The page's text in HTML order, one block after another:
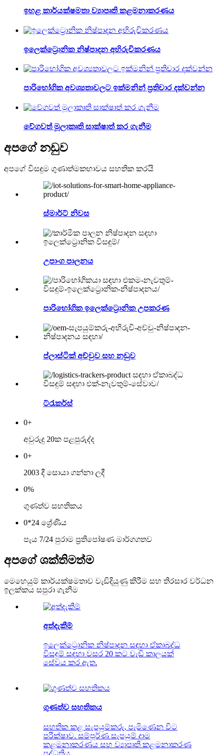
ඉහළ කාර්යක්ෂමතා ව්‍යාපෘති කළමනාකරණය
ඉලෙක්ට්‍රොනික නිෂ්පාදන අභිරුචිකරණය
පාරිභෝගික අවශ්‍යතාවලට ඉක්මනින් ප්‍රතිචාර දක්වන්න
වේගවත් මූලාකෘති සාක්ෂාත් කර ගැනීම
අපගේ නඩුව
අපගේ විසඳුම ගුණාත්මකභාවය සහතික කරයි
ස්මාර්ට් නිවස
උපාංග පාලනය
පාරිභෝගික ඉලෙක්ට්‍රොනික උපකරණ
ප්ලාස්ටික් අච්චුව සහ නඩුව
ට්රැකර්ස්
0+
අවුරුදු 20ක පළපුරුද්ද
0+
2003 දී සොයා ගන්නා ලදී
0%
ගුණත්ව සහතිකය
0*24 ශ්‍රේණිය
පැය 7/24 පුරාම ප්‍රතිපෝෂණ මාර්ගගතව
අපගේ ශක්තිමත්ම
මෙහෙයුම් කාර්යක්ෂමතාව වැඩිදියුණු කිරීම සහ තිරසාර වර්ධන
ඉලක්කය සපුරා ගැනීම
අත්දැකීම්
ඉලෙක්ට්‍රොනික නිෂ්පාදන සඳහා ඒකාබද්ධ
විසඳුම් සඳහා වසර 20 කට වැඩි කාලයක්
සේවය කර ඇත.
ගුණත්ව සහතිකය
සහතික කළ සැපයුම්කරු, පැමිණෙන විට
පරීක්ෂාව. සම්පූර්ණ සැපයුම් දාම
කළමනාකරණය සහ ව්‍යාපෘති කළමනාකරණ
පද්ධතිය.